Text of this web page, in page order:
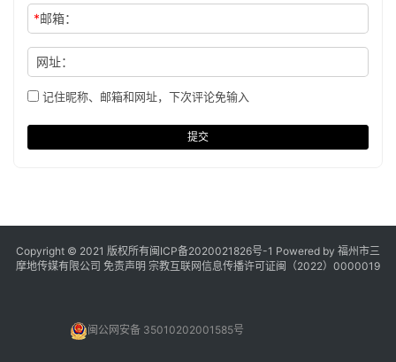
*邮箱：
网址：
记住昵称、邮箱和网址，下次评论免输入
提交
Copyright © 2021 版权所有闽ICP备2020021826号-1 Powered by 福州市三
摩地传媒有限公司 免责声明 宗教互联网信息传播许可证闽（2022）0000019
闽公网安备 35010202001585号